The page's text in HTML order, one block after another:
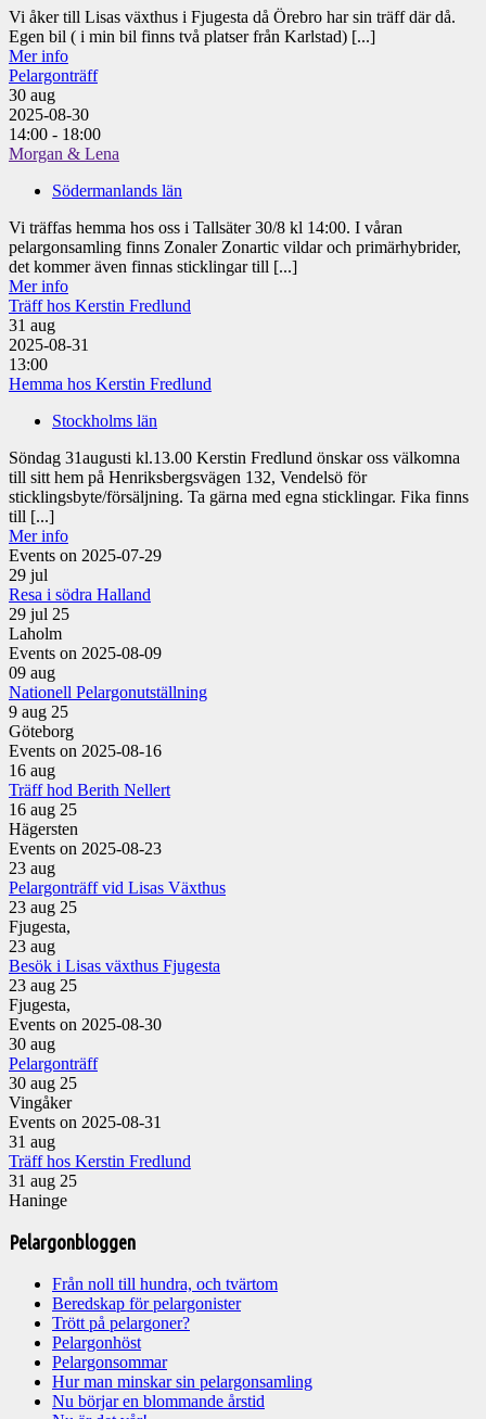
Vi åker till Lisas växthus i Fjugesta då Örebro har sin träff där då.
Egen bil ( i min bil finns två platser från Karlstad) [...]
Mer info
Pelargonträff
30 aug
2025-08-30
14:00 - 18:00
Morgan & Lena
Södermanlands län
Vi träffas hemma hos oss i Tallsäter 30/8 kl 14:00. I våran
pelargonsamling finns Zonaler Zonartic vildar och primärhybrider,
det kommer även finnas sticklingar till [...]
Mer info
Träff hos Kerstin Fredlund
31 aug
2025-08-31
13:00
Hemma hos Kerstin Fredlund
Stockholms län
Söndag 31augusti kl.13.00 Kerstin Fredlund önskar oss välkomna
till sitt hem på Henriksbergsvägen 132, Vendelsö för
sticklingsbyte/försäljning. Ta gärna med egna sticklingar. Fika finns
till [...]
Mer info
Events on 2025-07-29
29 jul
Resa i södra Halland
29 jul 25
Laholm
Events on 2025-08-09
09 aug
Nationell Pelargonutställning
9 aug 25
Göteborg
Events on 2025-08-16
16 aug
Träff hod Berith Nellert
16 aug 25
Hägersten
Events on 2025-08-23
23 aug
Pelargonträff vid Lisas Växthus
23 aug 25
Fjugesta,
23 aug
Besök i Lisas växthus Fjugesta
23 aug 25
Fjugesta,
Events on 2025-08-30
30 aug
Pelargonträff
30 aug 25
Vingåker
Events on 2025-08-31
31 aug
Träff hos Kerstin Fredlund
31 aug 25
Haninge
Pelargonbloggen
Från noll till hundra, och tvärtom
Beredskap för pelargonister
Trött på pelargoner?
Pelargonhöst
Pelargonsommar
Hur man minskar sin pelargonsamling
Nu börjar en blommande årstid